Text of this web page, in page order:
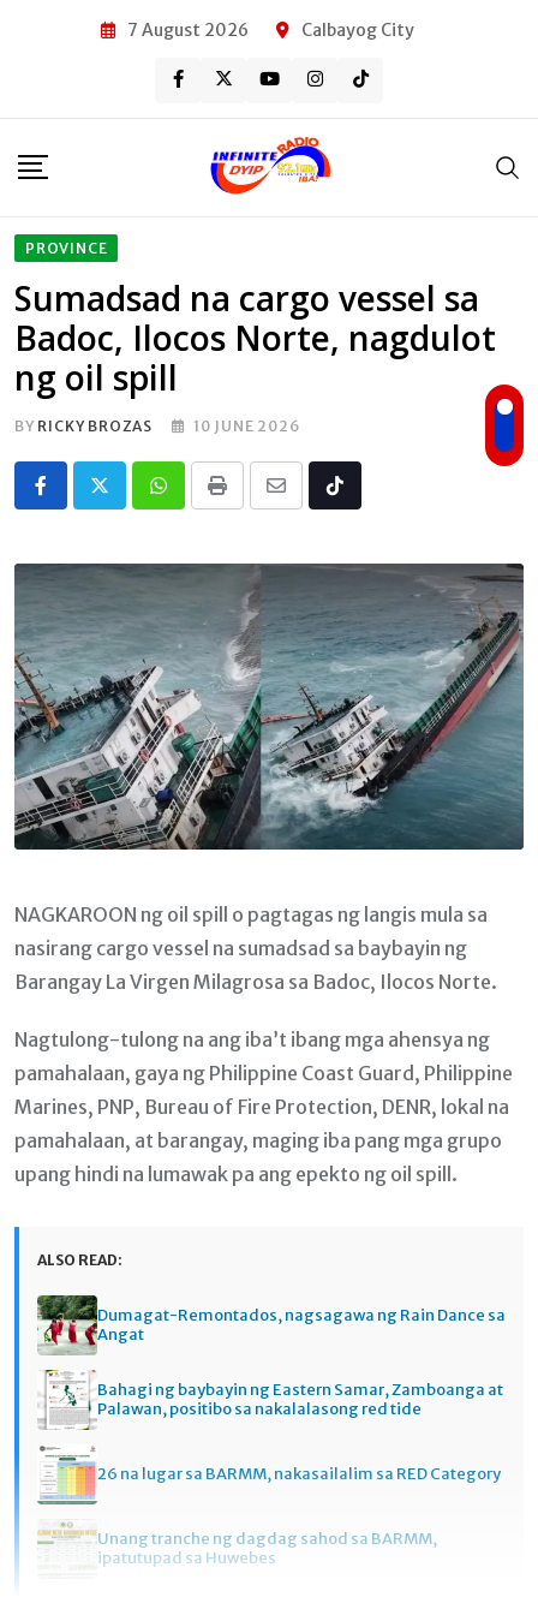
7 August 2026 Calbayog City
PROVINCE
Sumadsad na cargo vessel sa
Badoc, Ilocos Norte, nagdulot
ng oil spill
BY RICKY BROZAS 10 JUNE 2026
Whatsapp
Print
Share
Email
Tiktok
NAGKAROON ng oil spill o pagtagas ng langis mula sa
nasirang cargo vessel na sumadsad sa baybayin ng
Barangay La Virgen Milagrosa sa Badoc, Ilocos Norte.
Nagtulong-tulong na ang iba’t ibang mga ahensya ng
pamahalaan, gaya ng Philippine Coast Guard, Philippine
Marines, PNP, Bureau of Fire Protection, DENR, lokal na
pamahalaan, at barangay, maging iba pang mga grupo
upang hindi na lumawak pa ang epekto ng oil spill.
ALSO READ:
Dumagat-Remontados, nagsagawa ng Rain Dance sa
Angat
Bahagi ng baybayin ng Eastern Samar, Zamboanga at
Palawan, positibo sa nakalalasong red tide
26 na lugar sa BARMM, nakasailalim sa RED Category
Unang tranche ng dagdag sahod sa BARMM,
ipatutupad sa Huwebes